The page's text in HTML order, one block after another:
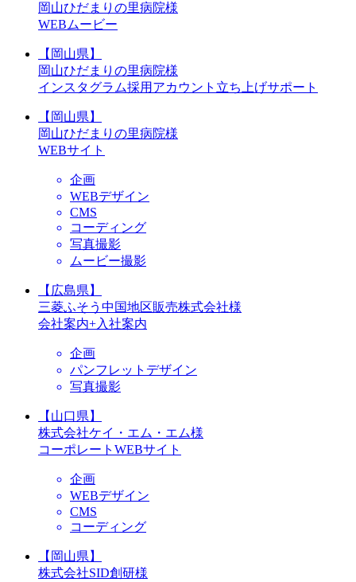
岡山ひだまりの里病院様
WEBムービー
【岡山県】
岡山ひだまりの里病院様
インスタグラム採用アカウント立ち上げサポート
【岡山県】
岡山ひだまりの里病院様
WEBサイト
企画
WEBデザイン
CMS
コーディング
写真撮影
ムービー撮影
【広島県】
三菱ふそう中国地区販売株式会社様
会社案内+入社案内
企画
パンフレットデザイン
写真撮影
【山口県】
株式会社ケイ・エム・エム様
コーポレートWEBサイト
企画
WEBデザイン
CMS
コーディング
【岡山県】
株式会社SID創研様